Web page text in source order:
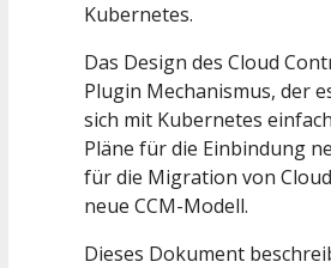
Kubernetes.
Das Design des Cloud
Plugin Mechanismus, der
sich mit Kubernetes
Pläne für die Einbindung
für die Migration von
neue CCM-Modell.
Dieses Dokument